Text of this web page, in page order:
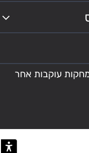
מחקות עוקבות אחר